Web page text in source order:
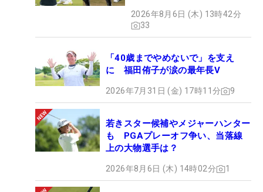
2026年8月6日 (木) 13時42分
33
「40歳までやめないで」を支え
に 福田侑子が涙の最年長V
2026年7月31日 (金) 17時11分 9
若きスター候補やメジャーハンター
も PGAプレーオフ争い、当落線
上の大物選手は？
2026年8月6日 (木) 14時02分 1